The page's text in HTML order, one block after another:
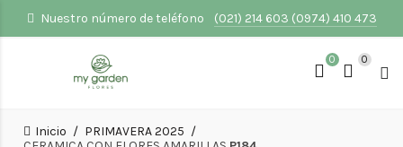
Nuestro número de teléfono (021) 214 603 (0974) 410 473
0 0
Inicio
PRIMAVERA 2025